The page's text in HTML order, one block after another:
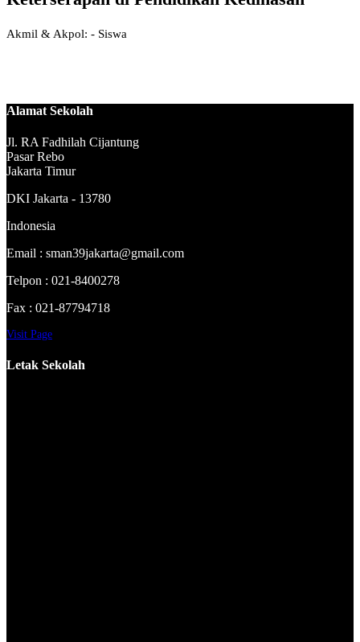
Akmil & Akpol: - Siswa
Alamat Sekolah
Jl. RA Fadhilah Cijantung
Pasar Rebo
Jakarta Timur
DKI Jakarta - 13780
Indonesia
Email : sman39jakarta@gmail.com
Telpon : 021-8400278
Fax : 021-87794718
Visit Page
Letak Sekolah